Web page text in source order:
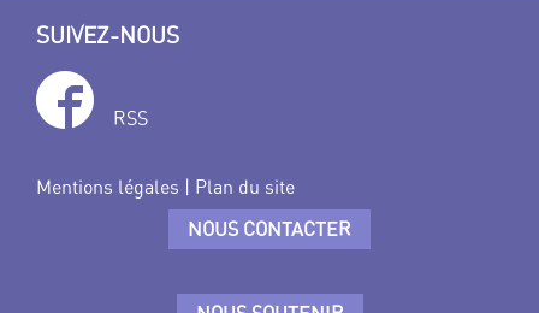
SUIVEZ-NOUS
RSS
Mentions légales | Plan du site
NOUS CONTACTER